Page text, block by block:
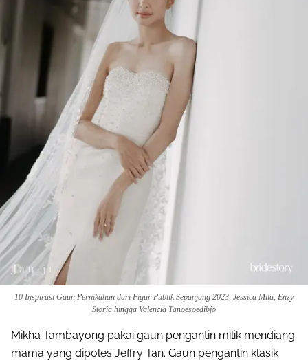
10 Inspirasi Gaun Pernikahan dari Figur Publik Sepanjang 2023, Jessica Mila, Enzy
Storia hingga Valencia Tanoesoedibjo
Mikha Tambayong pakai gaun pengantin milik mendiang
mama yang dipoles Jeffry Tan. Gaun pengantin klasik